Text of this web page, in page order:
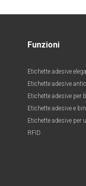
Funzioni
Etichette adesive
Etichette adesive
Etichette adesive per
Etichette adesive e
Etichette adesive per
RFID